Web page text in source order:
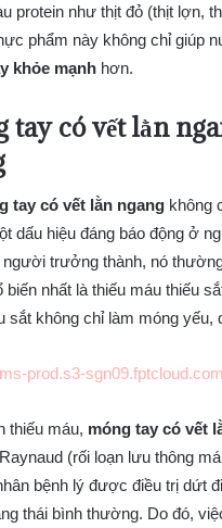
protein như thịt đỏ (thịt lợn,
phẩm này không chỉ giúp
khỏe mạnh hơn.
tay có vết lằn
tay có vết lằn ngang không
dấu hiệu đáng báo động ở
trưởng thành, nó
biến nhất là thiếu máu thiếu
sắt không chỉ làm móng yếu,
prod.s3-
thiếu máu, móng tay có vết
(rối loạn lưu thông
bệnh lý được điều trị dứt
thái bình thường. Do đó,